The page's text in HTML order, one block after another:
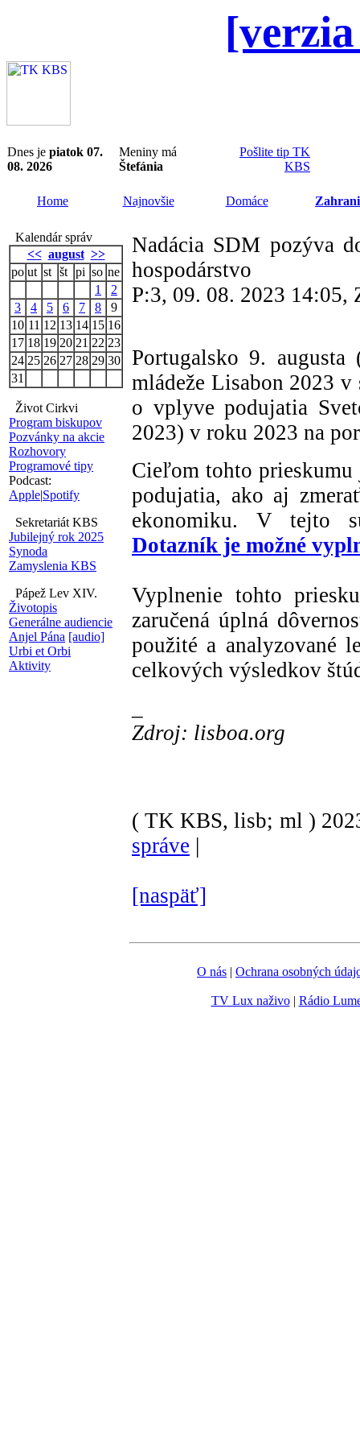
Dnes je piatok 07.
08. 2026
Meniny má
Štefánia
Pošlite tip TK
KBS
Home Najnovšie Domáce
Kalendár správ
<< august >>
po ut st št pi so ne
1
2
3
4 5 6 7 8
9
10 11 12 13 14 15 16
17 18 19 20 21 22 23
24 25 26 27 28 29 30
31
Život Cirkvi
Program biskupov
Pozvánky na akcie
Rozhovory
Programové tipy
Podcast:
Apple|Spotify
Sekretariát KBS
Jubilejný rok 2025
Synoda
Zamyslenia KBS
Pápež Lev XIV.
Životopis
Generálne audiencie
Anjel Pána [audio]
Urbi et Orbi
Aktivity
Nadácia SDM pozýva
hospodárstvo
P:3, 09. 08. 2023 14:05,
Portugalsko 9.
mládeže Lisabon 2023
o vplyve podujatia
2023) v roku 2023 na
Cieľom tohto
podujatia, ako aj
ekonomiku. V tejto
Dotazník je možné
Vyplnenie tohto
zaručená úplná
použité a analyzované
celkových výsledkov
Zdroj: lisboa.org
( TK KBS, lisb; ml )
správe |
[naspäť]
O nás | Ochrana osobných
TV Lux naživo| Rádio